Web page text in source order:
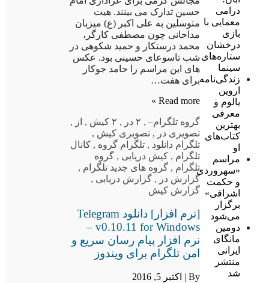
درامی
معمایی با
بازی
درخشان
ستاره‌های
سینما
زندگی‌نامه
اروین
یالوم و
معرفی
بهترین
کتاب‌های
او
مراسم
«سهروردی
و حکمت
اشراقی»
برگزار
می‌شود
دومین
مانگای
ایرانی
منتشر
شد
حسین تدارک می بینند. هیت
متوسلین به علی اکبر (ع) میزبان
مداحانی چون مصطفی کارگر،
محمد درستکار و حمید شکوهی در
شب تاسوعای حسینی بود. عکس
های این مراسم را حامد جوکار
برای هفت…
Read more »
گروه تلگرام–
, ۲ در , ۲ کیش , از ,
تصویری در , تصویری کیش ,
تلگرام دانلود , تلگرام گروه , کانال
تلگرام , کیش دریایی , گروه
تلگرام , گروه های جدید تلگرام ,
گزارش در , گزارش دریایی ,
گزارش کیش
[نرم افزار] دانلود Telegram
v0.10.11 for Windows –
نرم افزار پیام رسان سریع و
امن تلگرام برای ویندوز
By | اکتبر 5, 2016